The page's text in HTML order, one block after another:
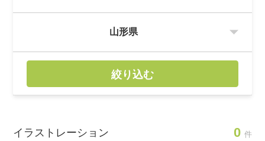
絞り込む
イラストレーション 0 件